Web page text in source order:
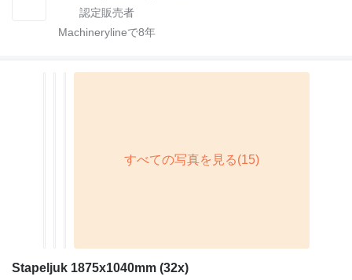
Machinerylineで8年
Stapeljuk 1875x1040mm (32x)